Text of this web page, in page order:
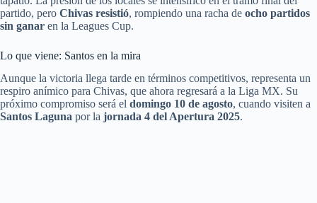
partido, pero Chivas resistió, rompiendo una racha de ocho partidos
sin ganar en la Leagues Cup.
Lo que viene: Santos en la mira
Aunque la victoria llega tarde en términos competitivos, representa un
respiro anímico para Chivas, que ahora regresará a la Liga MX. Su
próximo compromiso será el domingo 10 de agosto, cuando visiten a
Santos Laguna por la jornada 4 del Apertura 2025.